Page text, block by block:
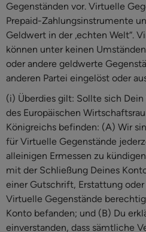
Gegenständen vor. Virtuelle
Prepaid-Zahlungsinstrumente
Geldwert in der „echten Welt“.
können unter keinen
oder andere geldwerte
anderen Partei eingelöst oder
(i) Überdies gilt: Sollte sich
des Europäischen
Königreichs befinden: (A) Wir
für Virtuelle Gegenstände
alleinigen Ermessen zu
mit der Schließung Deines
einer Gutschrift, Erstattung
Virtuelle Gegenstände
Konto befanden; und (B) Du
einverstanden, dass sämtliche